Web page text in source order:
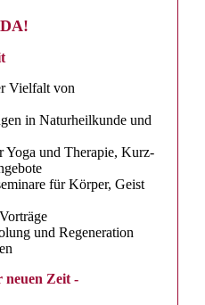
Vielfalt von
in Naturheilkunde und
Yoga und Therapie, Kurz-
für Körper, Geist
und Regeneration
Zeit -